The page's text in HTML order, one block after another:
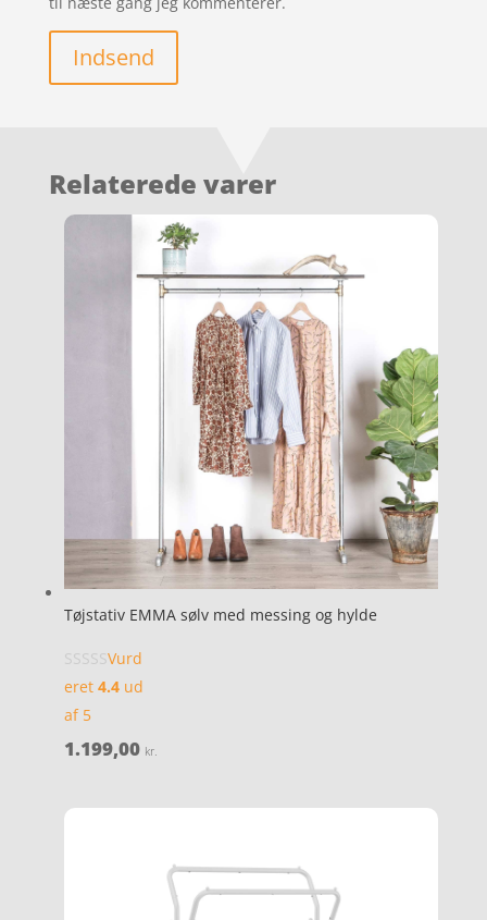
Indsend
Relaterede varer
Tøjstativ EMMA sølv med messing og hylde
Vurd
eret 4.4ud
af 5
1.199,00 kr.